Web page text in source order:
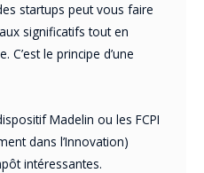
startups peut vous faire
significatifs tout en
C’est le principe d’une
Madelin ou les FCPI
dans l’Innovation)
intéressantes.